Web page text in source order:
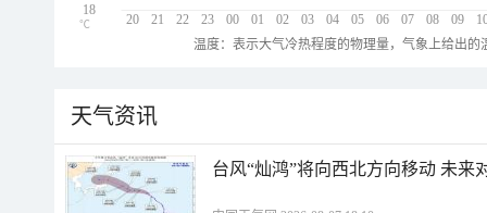
20 21 22 23 00 01 02 03 04 05 06 07 08 09
18
℃
温度：表示大气冷热程度的物理量，气象上给出
天气资讯
台风“灿鸿”将向西北方向移动 未来